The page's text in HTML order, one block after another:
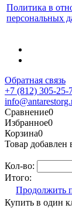
Политика в
персональных
Обратная связь
+7 (812) 305-25-
Сравнение0
Избранное0
Корзина0
Товар добавлен
Кол-во:
Итого:
Продолжить
Купить в один